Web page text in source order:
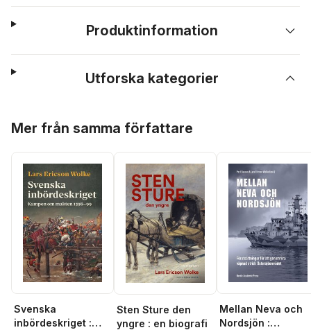
Produktinformation
Utforska kategorier
Mer från samma författare
Svenska
inbördeskriget :
Sten Sture den
yngre : en biografi
Mellan Neva och
Nordsjön :